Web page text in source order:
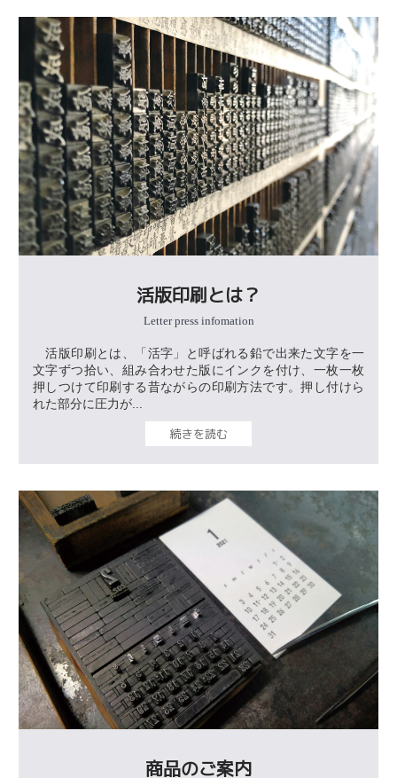
活版印刷とは？
Letter press infomation
活版印刷とは、「活字」と呼ばれる鉛で出来た文字を一
文字ずつ拾い、組み合わせた版にインクを付け、一枚一枚
押しつけて印刷する昔ながらの印刷方法です。押し付けら
れた部分に圧力が...
続きを読む
商品のご案内